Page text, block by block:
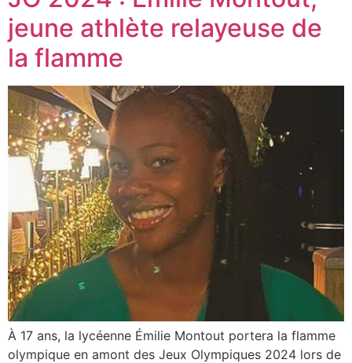
jeune athlète relayeuse de
la flamme
À 17 ans, la lycéenne Émilie Montout portera la flamme
olympique en amont des Jeux Olympiques 2024 lors de